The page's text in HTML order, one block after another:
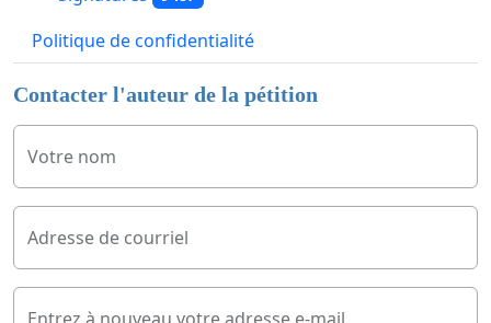
Politique de confidentialité
Contacter l'auteur de la pétition
Votre nom
Adresse de courriel
Entrez à nouveau votre adresse e-mail